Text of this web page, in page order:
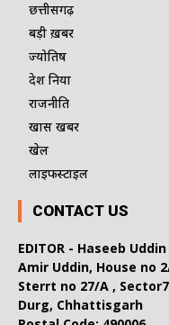
छत्तीसगढ़
बड़ी ख़बर
ज्योतिष
देश दुनिया
राजनीति
खास खबर
खेल
लाइफस्टाइल
CONTACT US
EDITOR - Haseeb Uddin
Amir Uddin, House no
Sterrt no 27/A ,
Durg, Chhattisgarh